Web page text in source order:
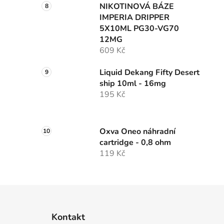
NIKOTINOVÁ BÁZE
IMPERIA DRIPPER
5X10ML PG30-VG70
12MG
609 Kč
Liquid Dekang Fifty Desert
ship 10ml - 16mg
195 Kč
Oxva Oneo náhradní
cartridge - 0,8 ohm
119 Kč
Kontakt